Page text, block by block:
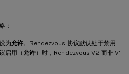
：
为允许。Rendezvous 协议默认处于禁用
启用（ 允许）时，Rendezvous V2 而非 V1